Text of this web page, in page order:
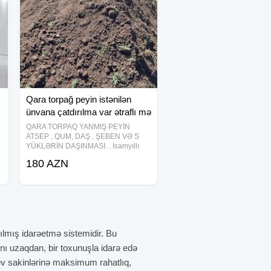
Qara torpağ peyin istənilən
ünvana çatdırılma var ətraflı mə
QARA TORPAQ YANMIŞ PEYİN
ATSEP , QUM, DAŞ , ŞEBEN VƏ S
YÜKLƏRİN DAŞINMASI. . İsamyıllı
istəyə uyğun olaraq dağ və meşə
ünvana qədər çadırılma
180 AZN
idarəetmə sistemidir. Bu
uzaqdan, bir toxunuşla idarə edə
sakinlərinə maksimum rahatlıq,